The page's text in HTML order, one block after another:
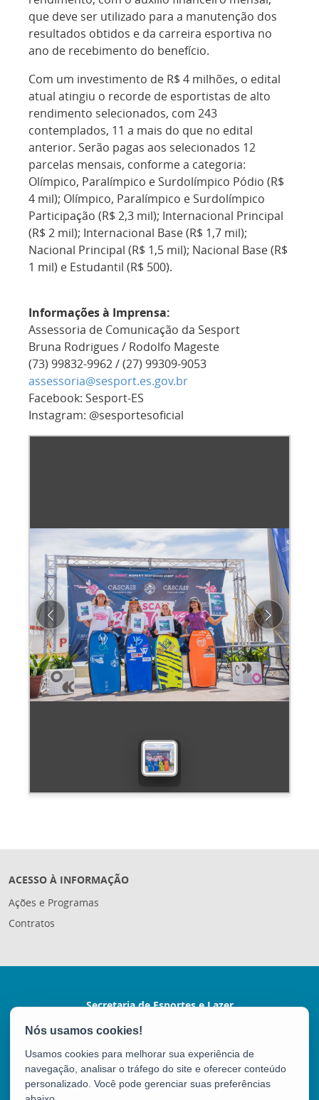
que deve ser utilizado para a manutenção dos
resultados obtidos e da carreira esportiva no
ano de recebimento do benefício.
Com um investimento de R$ 4 milhões, o edital
atual atingiu o recorde de esportistas de alto
rendimento selecionados, com 243
contemplados, 11 a mais do que no edital
anterior. Serão pagas aos selecionados 12
parcelas mensais, conforme a categoria:
Olímpico, Paralímpico e Surdolímpico Pódio (R$
4 mil); Olímpico, Paralímpico e Surdolímpico
Participação (R$ 2,3 mil); Internacional Principal
(R$ 2 mil); Internacional Base (R$ 1,7 mil);
Nacional Principal (R$ 1,5 mil); Nacional Base (R$
1 mil) e Estudantil (R$ 500).
Informações à Imprensa:
Assessoria de Comunicação da Sesport
Bruna Rodrigues / Rodolfo Mageste
(73) 99832-9962 / (27) 99309-9053
assessoria@sesport.es.gov.br
Facebook: Sesport-ES
Instagram: @sesportesoficial
Previous Next
ACESSO À INFORMAÇÃO
Ações e Programas
Contratos
Secretaria de Esportes e Lazer
Rua Coronel Schwab Filho s/nº - Bento Ferreira
Tel.: (27) 3636-7017
E-mail:gabinete.sesport@gmail.com
Usamos cookies para melhorar sua experiência de
navegação, analisar o tráfego do site e oferecer conteúdo
personalizado. Você pode gerenciar suas preferências